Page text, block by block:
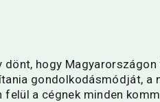
dönt, hogy
gondolkodásmódját, a
felül a cégnek minden